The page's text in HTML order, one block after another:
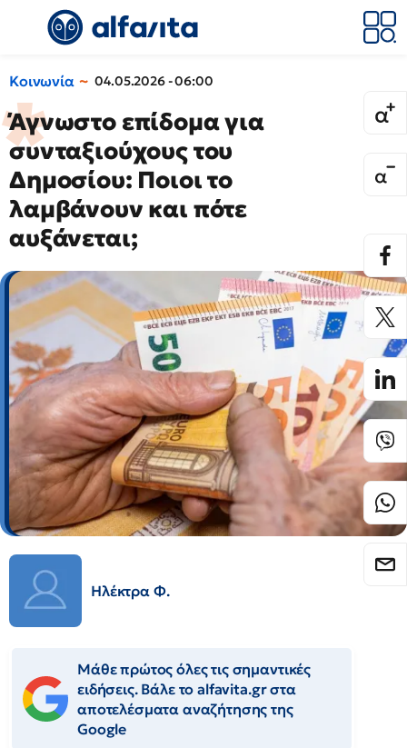
Κοινωνία 04.05.2026 - 06:00
Άγνωστο επίδομα για
συνταξιούχους του
Δημοσίου: Ποιοι το
λαμβάνουν και πότε
αυξάνεται;
Ηλέκτρα Φ.
Μάθε πρώτος όλες τις σημαντικές
ειδήσεις. Βάλε το alfavita.gr στα
αποτελέσματα αναζήτησης της
Google